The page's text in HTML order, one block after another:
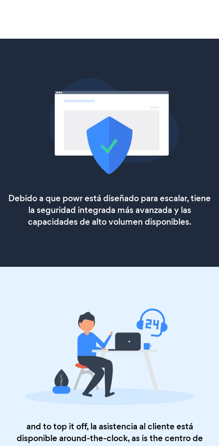
Debido a que powr está diseñado para escalar, tiene
la seguridad integrada más avanzada y las
capacidades de alto volumen disponibles.
and to top it off, la asistencia al cliente está
disponible around-the-clock, as is thecentro de